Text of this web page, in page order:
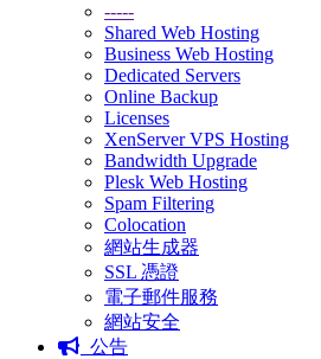
-----
Shared Web Hosting
Business Web Hosting
Dedicated Servers
Online Backup
Licenses
XenServer VPS Hosting
Bandwidth Upgrade
Plesk Web Hosting
Spam Filtering
Colocation
網站生成器
SSL 憑證
電子郵件服務
網站安全
公告